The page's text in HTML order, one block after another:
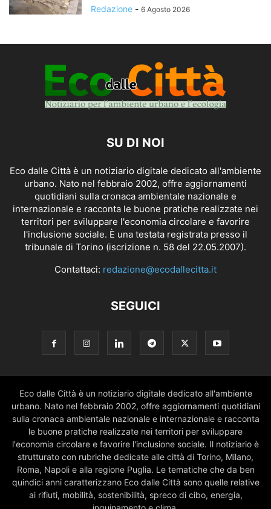
Redazione - 6 Agosto 2026
SU DI NOI
Eco dalle Città è un notiziario digitale dedicato all'ambiente
urbano. Nato nel febbraio 2002, offre aggiornamenti
quotidiani sulla cronaca ambientale nazionale e
internazionale e racconta le buone pratiche realizzate nei
territori per sviluppare l'economia circolare e favorire
l'inclusione sociale. È una testata registrata presso il
tribunale di Torino (iscrizione n. 58 del 22.05.2007).
Contattaci: redazione@ecodallecitta.it
SEGUICI
Eco dalle Città è un notiziario digitale dedicato all'ambiente
urbano. Nato nel febbraio 2002, offre aggiornamenti quotidiani
sulla cronaca ambientale nazionale e internazionale e racconta
le buone pratiche realizzate nei territori per sviluppare
l'economia circolare e favorire l'inclusione sociale. Il notiziario è
strutturato con rubriche dedicate alle città di Torino, Milano,
Roma, Napoli e alla regione Puglia. Le tematiche che da ben
quindici anni caratterizzano Eco dalle Città sono quelle relative
ai rifiuti, mobilità, sostenibilità, spreco di cibo, energia,